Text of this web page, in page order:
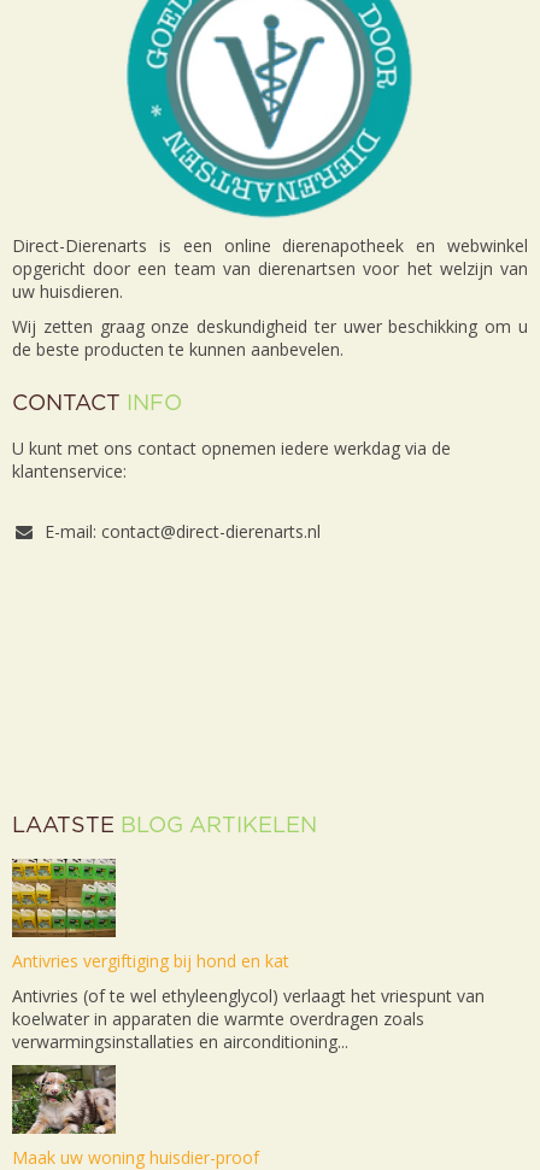
Direct-Dierenarts is een online dierenapotheek en webwinkel
opgericht door een team van dierenartsen voor het welzijn van
uw huisdieren.
Wij zetten graag onze deskundigheid ter uwer beschikking om u
de beste producten te kunnen aanbevelen.
CONTACT INFO
U kunt met ons contact opnemen iedere werkdag via de
klantenservice:
E-mail: contact@direct-dierenarts.nl
LAATSTE BLOG ARTIKELEN
Antivries vergiftiging bij hond en kat
Antivries (of te wel ethyleenglycol) verlaagt het vriespunt van
koelwater in apparaten die warmte overdragen zoals
verwarmingsinstallaties en airconditioning...
Maak uw woning huisdier-proof